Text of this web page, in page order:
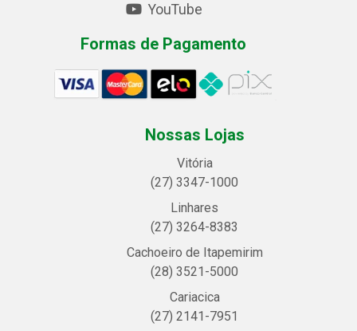
YouTube
Formas de Pagamento
Nossas Lojas
Vitória
(27) 3347-1000
Linhares
(27) 3264-8383
Cachoeiro de Itapemirim
(28) 3521-5000
Cariacica
(27) 2141-7951